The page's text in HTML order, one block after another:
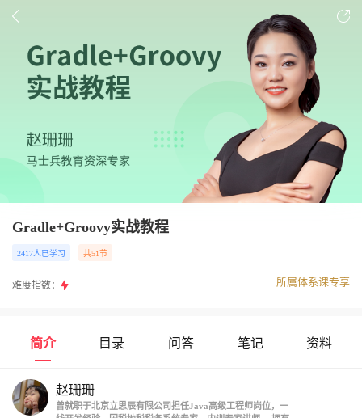
Gradle+Groovy实战教程
2417人已学习 共51节
难度指数： 所属体系课专享
简介 目录 问答 笔记 资料
赵珊珊
曾就职于北京立思辰有限公司担任Java高级工程师岗位，一